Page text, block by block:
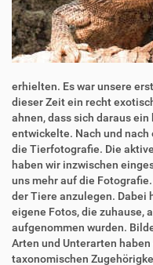
erhielten. Es war unsere
dieser Zeit ein recht
ahnen, dass sich daraus
entwickelte. Nach und
die Tierfotografie. Die
haben wir inzwischen
uns mehr auf die
der Tiere anzulegen. Dabei
eigene Fotos, die zuhause,
aufgenommen wurden.
Arten und Unterarten
taxonomischen